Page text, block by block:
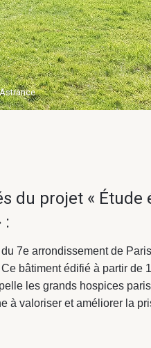
du projet «
:
7e arrondissement de
Ce bâtiment édifié à partir
les grands hospices
à valoriser et améliorer la